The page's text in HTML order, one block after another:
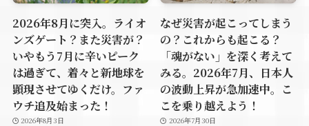
2026年8月に突入。ライオ
ンズゲート？また災害が？
いやもう7月に辛いピーク
は過ぎて、着々と新地球を
顕現させてゆくだけ。ファ
ウチ追及始まった！
2026年8月3日
なぜ災害が起こってしまう
の？これからも起こる？
「魂がない」を深く考えて
みる。2026年7月、日本人
の波動上昇が急加速中。こ
こを乗り越えよう！
2026年7月30日